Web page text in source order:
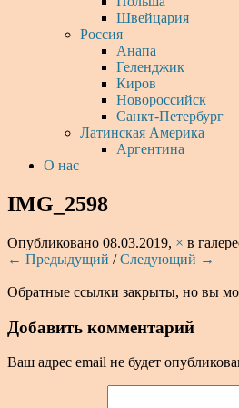
Швейцария
Россия
Анапа
Геленджик
Киров
Новороссийск
Санкт-Петербург
Латинская Америка
Аргентина
О нас
IMG_2598
Опубликовано 08.03.2019, × в
← Предыдущий /Следующий →
Обратные ссылки закрыты, но вы
Добавить комментарий
Ваш адрес email не будет